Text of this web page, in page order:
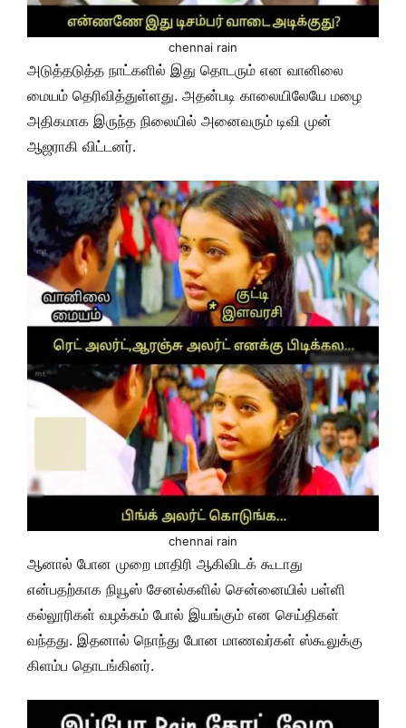
chennai rain
அடுத்தடுத்த நாட்களில் இது தொடரும் என வானிலை
மையம் தெரிவித்துள்ளது. அதன்படி காலையிலேயே மழை
அதிகமாக இருந்த நிலையில் அனைவரும் டிவி முன்
ஆஜராகி விட்டனர்.
chennai rain
ஆனால் போன முறை மாதிரி ஆகிவிடக் கூடாது
என்பதற்காக நியூஸ் சேனல்களில் சென்னையில் பள்ளி
கல்லூரிகள் வழக்கம் போல் இயங்கும் என செய்திகள்
வந்தது. இதனால் நொந்து போன மாணவர்கள் ஸ்கூலுக்கு
கிளம்ப தொடங்கினர்.